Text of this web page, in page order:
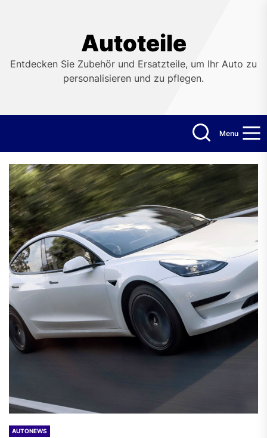
Autoteile
Entdecken Sie Zubehör und Ersatzteile, um Ihr Auto zu
personalisieren und zu pflegen.
Menu
AUTONEWS